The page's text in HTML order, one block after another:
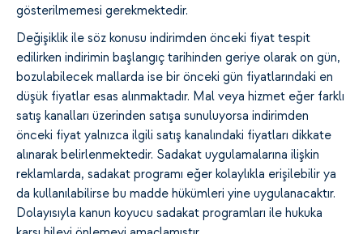
gösterilmemesi gerekmektedir.
Değişiklik ile söz konusu indirimden önceki fiyat tespit
edilirken indirimin başlangıç tarihinden geriye olarak on gün,
bozulabilecek mallarda ise bir önceki gün fiyatlarındaki en
düşük fiyatlar esas alınmaktadır. Mal veya hizmet eğer farklı
satış kanalları üzerinden satışa sunuluyorsa indirimden
önceki fiyat yalnızca ilgili satış kanalındaki fiyatları dikkate
alınarak belirlenmektedir. Sadakat uygulamalarına ilişkin
reklamlarda, sadakat programı eğer kolaylıkla erişilebilir ya
da kullanılabilirse bu madde hükümleri yine uygulanacaktır.
Dolayısıyla kanun koyucu sadakat programları ile hukuka